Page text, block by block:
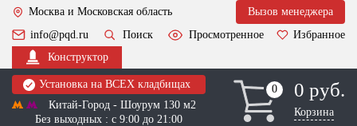
Москва и Московская область
Вызов менеджера
info@pqd.ru
Поиск Просмотренное
Избранное
Конструктор
Установка на ВСЕХ кладбищах
Китай-Город - Шоурум 130 м2
Без выходных : с 9:00 до 21:00
0
0 0 руб.
Корзина